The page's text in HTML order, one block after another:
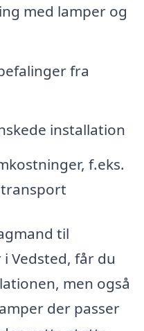
med lamper og
fra
installation
f.eks.
til
Vedsted, får du
men også
der passer